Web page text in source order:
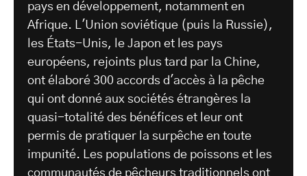
pays en développement, notamment en
Afrique. L'Union soviétique (puis la Russie),
les États-Unis, le Japon et les pays
européens, rejoints plus tard par la Chine,
ont élaboré 300 accords d'accès à la pêche
qui ont donné aux sociétés étrangères la
quasi-totalité des bénéfices et leur ont
permis de pratiquer la surpêche en toute
impunité. Les populations de poissons et les
communautés de pêcheurs traditionnels ont